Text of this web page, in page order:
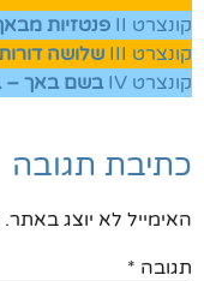
קונצרט II
פנטזיות
קונצרט III
שלושה
קונצרט IV
בשם באך –
כתיבת תגובה
האימייל לא יוצג באתר.
תגובה *